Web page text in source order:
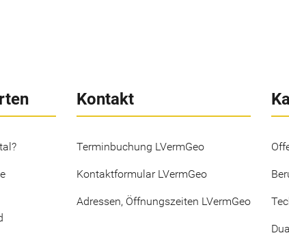
Kontakt
Terminbuchung LVermGeo
Kontaktformular LVermGeo
Adressen, Öffnungszeiten LVermGeo